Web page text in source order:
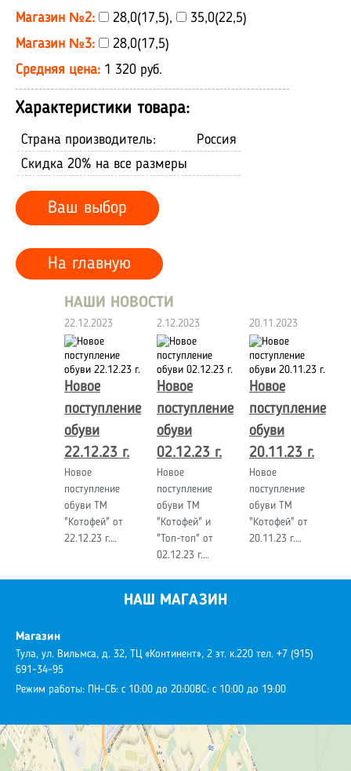
Магазин №2:
28,0(17,5),
35,0(22,5)
Магазин №3:
28,0(17,5)
Средняя цена: 1 320 руб.
Характеристики товара:
Страна производитель:
Россия
Скидка 20% на все размеры
Ваш выбор
На главную
НАШИ НОВОСТИ
22.12.2023
Новое
поступление
обуви
22.12.23 г.
Новое
поступление
обуви ТМ
"Котофей" от
22.12.23 г.…
2.12.2023
Новое
поступление
обуви
02.12.23 г.
Новое
поступление
обуви ТМ
"Котофей" и
"Топ-топ" от
02.12.23 г.…
20.11.2023
Новое
поступление
обуви
20.11.23 г.
Новое
поступление
обуви ТМ
"Котофей" от
20.11.23 г.…
НАШ МАГАЗИН
Магазин
Тула, ул. Вильмса, д. 32, ТЦ «Континент», 2 эт. к.220 тел. +7 (915)
691-34-95
Режим работы: ПН-СБ: с 10:00 до 20:00ВС: с 10:00 до 19:00